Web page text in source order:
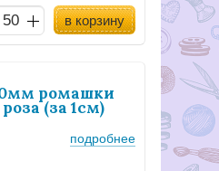
в корзину
ромашки
(за 1см)
подробнее